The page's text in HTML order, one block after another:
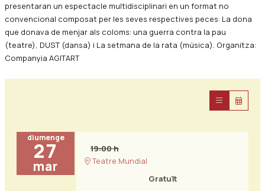
presentaran un espectacle multidisciplinari en un format no
convencional composat per les seves respectives peces: La dona
que donava de menjar als coloms: una guerra contra la pau
(teatre), DUST (dansa) i La setmana de la rata (música). Organitza:
Companyia AGITART
diumenge
27
mar
19:00 h
Teatre Mundial
Gratuït